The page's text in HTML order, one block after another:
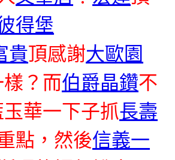
得堡
貴頂感謝大歐園
樣？而伯爵晶鑽不
玉華一下子抓長壽
點，然後信義一